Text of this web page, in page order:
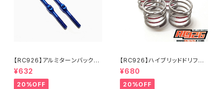
【RC926】アルミターンバック
ル 39mm 2本入り KNブル
ー KN-TB39KB
¥632
20%OFF
【RC926】ハイブリッドドリフト
スプリング【ツイン】 ミディアム-
1.2 レッド（4個入り） KN-D
ST04
¥680
20%OFF